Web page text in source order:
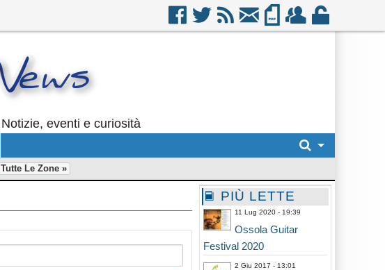
eventi e curiosità
Tutte Le Zone »
PIÙ LETTE
11 Lug 2020 - 19:39
Ossola Guitar
Festival 2020
2 Giu 2017 - 13:01